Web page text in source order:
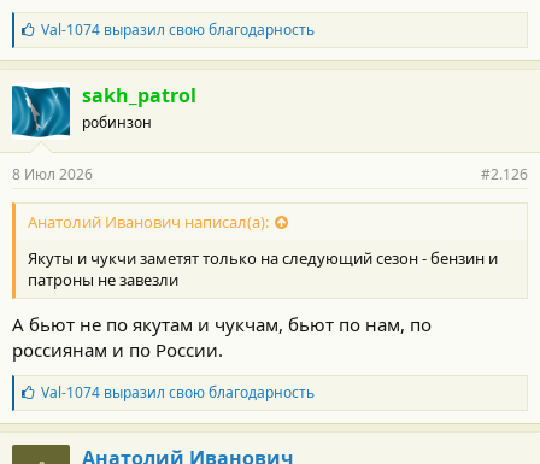
Б
л
а
г
о
д
а
н
о
с
и
:
Val-1074выразил свою благодарность
sakh_patrol
робинзон
8 Июл 2026 #2.126
Анатолий Иванович написал(а):
Якуты и чукчи заметят только на следующий сезон - бензин и
патроны не завезли
А бьют не по якутам и чукчам, бьют по нам, по
россиянам и по России.
Б
л
а
г
Val-1074выразил свою благодарность
Анатолий Иванович